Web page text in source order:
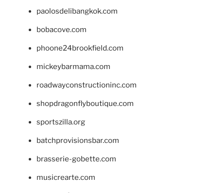
paolosdelibangkok.com
bobacove.com
phoone24brookfield.com
mickeybarmama.com
roadwayconstructioninc.com
shopdragonflyboutique.com
sportszilla.org
batchprovisionsbar.com
brasserie-gobette.com
musicrearte.com